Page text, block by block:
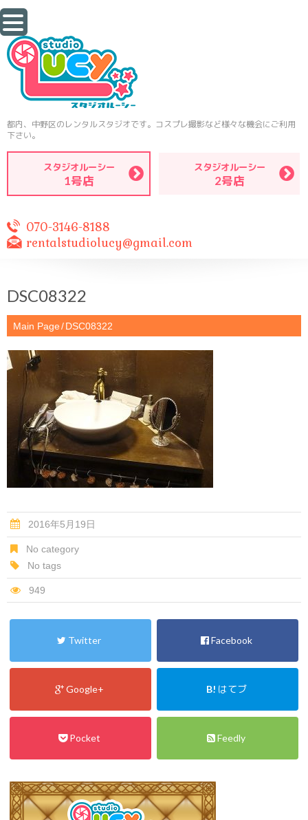
都内、中野区のレンタルスタジオです。コスプレ撮影など様々な機会にご利用
下さい。
スタジオルーシー
1号店
スタジオルーシー
2号店
070-3146-8188
rentalstudiolucy@gmail.com
DSC08322
Main Page DSC08322
2016年5月19日
No category
No tags
949
Twitter Facebook
Google+ B! はてブ
Pocket Feedly